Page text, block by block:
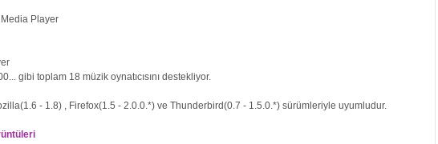
Player
gibi toplam 18 müzik oynatıcısını destekliyor.
- 1.8) , Firefox(1.5 - 2.0.0.*) ve Thunderbird(0.7 - 1.5.0.*) sürümleriyle uyumludur.